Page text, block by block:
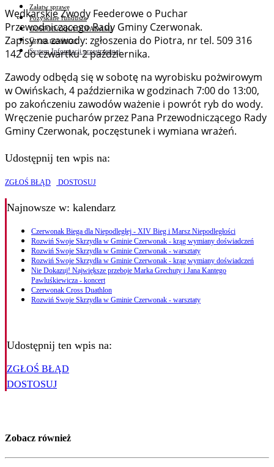
Załatw sprawę
Pozyskane fundusze
GOSPODARKA ODPADAMI
Czyste powietrze
System Informacji przestrzennej
Wędkarskie Zwody Feederowe o Puchar
Przewodniczącego Rady Gminy Czerwonak.
Zapisy na zawody: zgłoszenia do Piotra, nr tel. 509 316
142 do czwartku 2 października.
Zawody odbędą się w sobotę na wyrobisku pożwirowym
w Owińskach, 4 października w godzinach 7:00 do 13:00,
po zakończeniu zawodów ważenie i powrót ryb do wody.
Wręczenie pucharów przez Pana Przewodniczącego Rady
Gminy Czerwonak, poczęstunek i wymiana wrażeń.
Udostępnij ten wpis na:
ZGŁOŚ BŁĄD DOSTOSUJ
Najnowsze w: kalendarz
Czerwonak Biega dla Niepodległej - XIV Bieg i Marsz Niepodległości
Rozwiń Swoje Skrzydła w Gminie Czerwonak - krąg wymiany doświadczeń
Rozwiń Swoje Skrzydła w Gminie Czerwonak - warsztaty
Rozwiń Swoje Skrzydła w Gminie Czerwonak - krąg wymiany doświadczeń
Nie Dokazuj! Największe przeboje Marka Grechuty i Jana Kantego
Pawluśkiewicza - koncert
Czerwonak Cross Duathlon
Rozwiń Swoje Skrzydła w Gminie Czerwonak - warsztaty
Udostępnij ten wpis na:
ZGŁOŚ BŁĄD
DOSTOSUJ
Zobacz również